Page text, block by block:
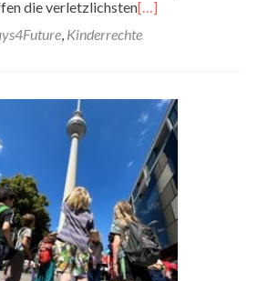
die verletzlichsten[…]
, Kinderrechte